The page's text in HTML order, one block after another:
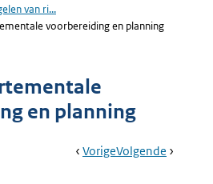
van ri...
voorbereiding en planning
en planning
Book
Ga
VorigePagina:
Ga
Volgende Pagina: